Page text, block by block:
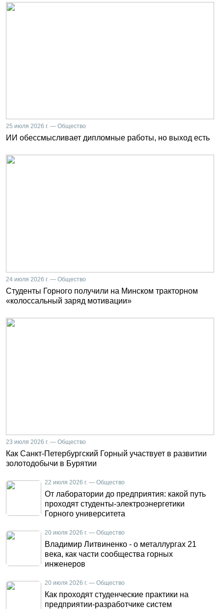
25 июля 2026 г. — Общество
ИИ обессмысливает дипломные работы, но выход есть
24 июля 2026 г. — Общество
Студенты Горного получили на Минском тракторном
«колоссальный заряд мотивации»
23 июля 2026 г. — Общество
Как Санкт-Петербургский Горный участвует в развитии
золотодобычи в Бурятии
22 июля 2026 г. — Общество
От лаборатории до предприятия: какой путь
проходят студенты-электроэнергетики
Горного университета
20 июля 2026 г. — Общество
Владимир Литвиненко - о металлургах 21
века, как части сообщества горных
инженеров
20 июля 2026 г. — Общество
Как проходят студенческие практики на
предприятии-разработчике систем